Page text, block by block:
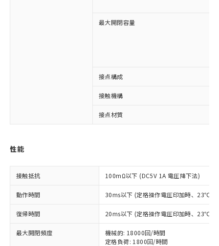
最大開閉容量
接点構成
接触機構
接点材質
性能
接触抵抗 100mΩ以下 (DC5V 1A 電圧降下法)
動作時間 30ms以下 (定格操作電圧印加時、23℃、
復帰時間 20ms以下 (定格操作電圧印加時、23℃、
最大開閉頻度
機械的: 18000回/時間
定格負荷: 1800回/時間
以下の条件をお読みいただき、同意のうえ
本サービスは、当社制御機器事業取扱
商品の当社在庫状況および標準価格
(税抜)を提供させていただくもので
非含有に対応した製品が提供可能な商品で
対応予定なし：EU RoHS指令（10物質）の
非含有に非対応の商品で、対応品を出す予
定はありません。
調査・確認中：EU RoHS指令（10物質）の
非含有の対応状況を調査中または確認中の
非該当品：ライセンス料など無形物で、有
害物質有無と関係のない商品です。
※1 中国RoHS○×表
「○」：最大均質材料含有率が中国RoHSの
基準値以下であることを示します。